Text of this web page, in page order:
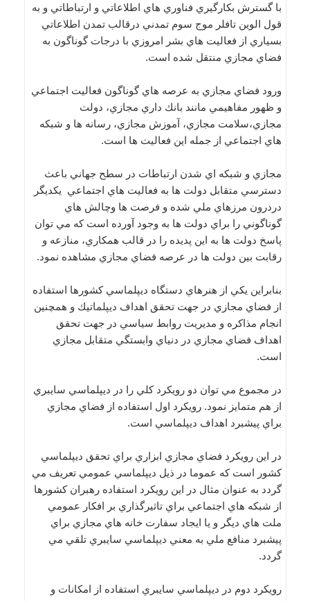
با گسترش بكارگيري فناوري هاي اطلاعاتي و ارتباطاتي و به
قول الوين تافلر موج سوم تمدني درقالب تمدن اطلاعاتي
بسياري از فعاليت هاي بشر امروزي با درجات گوناگون به
فضاي مجازي منتقل شده است.
ورود فضاي مجازي به عرصه هاي گوناگون فعاليت اجتماعي
و ظهور مفاهيمي مانند بانك داري مجازي، دولت
مجازي،سلامت مجازي، آموزش مجازي، رسانه ها و شبكه
هاي اجتماعي از جمله اين فعاليت ها است.
مجازي و شبكه اي شدن ارتباطات در سطح جهاني باعث
دسترسي متقابل دولت ها به فعاليت هاي اجتماعي يكديگر
دردرون مرزهاي ملي شده و فرصت ها وچالش هاي
گوناگوني را براي دولت ها به وجود آورده است كه مي توان
پاسخ دولت ها به اين پديده را در قالب همكاري، منازعه و
رقابت بين دولت ها در عرصه فضاي مجازي مشاهده نمود.
بنابراين يكي از هنرهاي دستگاه ديپلماسي كشورها استفاده
از فضاي مجازي در جهت تحقق اهداف ديپلماتيك و همچنين
انجام مذاكره و مديريت روابط سياسي در جهت تحقق
اهداف فضاي مجازي در دنياي وابستگي متقابل مجازي
است.
در مجموع مي توان دو رويكرد كلي را در ديپلماسي سايبري
از هم متمايز نمود. رويكرد اول استفاده از فضاي مجازي
براي پيشبرد اهداف ديپلماسي است.
در اين رويكرد فضاي مجازي ابزاري براي تحقق ديپلماسي
كشور است كه عموما در ذيل ديپلماسي عمومي تعريف مي
گردد به عنوان مثال در اين رويكرد استفاده رهبران كشورها
از شبكه هاي اجتماعي براي تاثيرگذاري بر افكار عمومي
ملت هاي ديگر و يا ايجاد سفارت خانه هاي مجازي براي
پيشبرد منافع ملي به معني ديپلماسي سايبري تلقي مي
گردد.
رويكرد دوم در ديپلماسي سايبري استفاده از امكانات و